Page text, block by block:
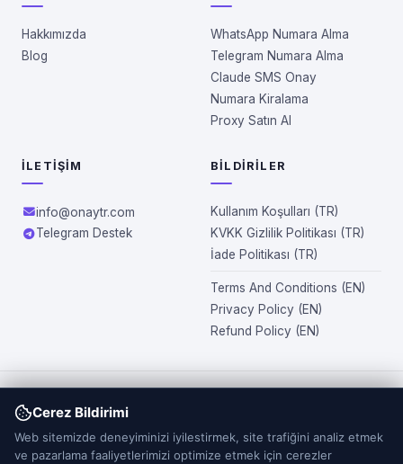
Hakkımızda
Blog
WhatsApp Numara Alma
Telegram Numara Alma
Claude SMS Onay
Numara Kiralama
Proxy Satın Al
İLETIŞIM
info@onaytr.com
Telegram Destek
BILDIRILER
Kullanım Koşulları (TR)
KVKK Gizlilik Politikası (TR)
İade Politikası (TR)
Terms And Conditions (EN)
Privacy Policy (EN)
Refund Policy (EN)
OnayTR.com üzerinden sunulan numaralar tamamen sanaldır ve
fiziksel olarak teslim edilmez. Site kapsamında sağlanan
numaralar tek kullanımlık olup, ikinci kez kullanılamaz.
OnayTR.com’dan temin edilen numaraların kullanımına ilişkin tüm
Cerez Bildirimi
Web sitemizde deneyiminizi iyilestirmek, site trafiğini analiz etmek
ve pazarlama faaliyetlerimizi optimize etmek için cerezler